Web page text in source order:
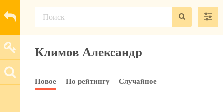
Климов Александр
Новое По рейтингу Случайное